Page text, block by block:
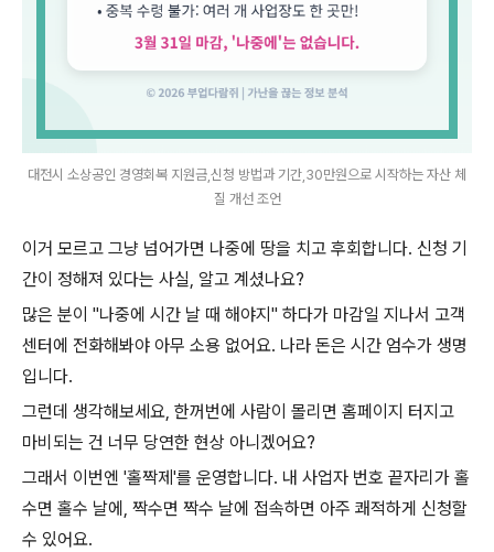
대전시 소상공인 경영회복 지원금,신청 방법과 기간,30만원으로 시작하는 자산 체
질 개선 조언
이거 모르고 그냥 넘어가면 나중에 땅을 치고 후회합니다. 신청 기
간이 정해져 있다는 사실, 알고 계셨나요?
많은 분이 "나중에 시간 날 때 해야지" 하다가 마감일 지나서 고객
센터에 전화해봐야 아무 소용 없어요. 나라 돈은 시간 엄수가 생명
입니다.
그런데 생각해보세요, 한꺼번에 사람이 몰리면 홈페이지 터지고
마비되는 건 너무 당연한 현상 아니겠어요?
그래서 이번엔 '홀짝제'를 운영합니다. 내 사업자 번호 끝자리가 홀
수면 홀수 날에, 짝수면 짝수 날에 접속하면 아주 쾌적하게 신청할
수 있어요.